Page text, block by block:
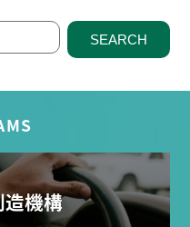
SEARCH
機構